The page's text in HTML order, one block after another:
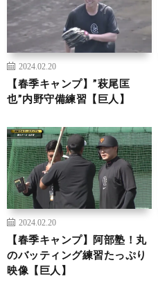
2024.02.20
【春季キャンプ】”萩尾匡
也”内野守備練習【巨人】
2024.02.20
【春季キャンプ】阿部塾！丸
のバッティング練習たっぷり
映像【巨人】